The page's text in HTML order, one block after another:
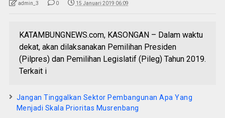
admin_3 0 15 Januari 2019 06:09
KATAMBUNGNEWS.com, KASONGAN – Dalam waktu
dekat, akan dilaksanakan Pemilihan Presiden
(Pilpres) dan Pemilihan Legislatif (Pileg) Tahun 2019.
Terkait i
Jangan Tinggalkan Sektor Pembangunan Apa Yang
Menjadi Skala Prioritas Musrenbang